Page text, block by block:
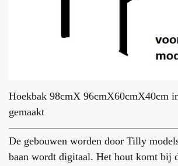
Hoekbak 98cmX 96cmX60cmX40cm
gemaakt
De gebouwen worden door Tilly
baan wordt digitaal. Het hout komt bij